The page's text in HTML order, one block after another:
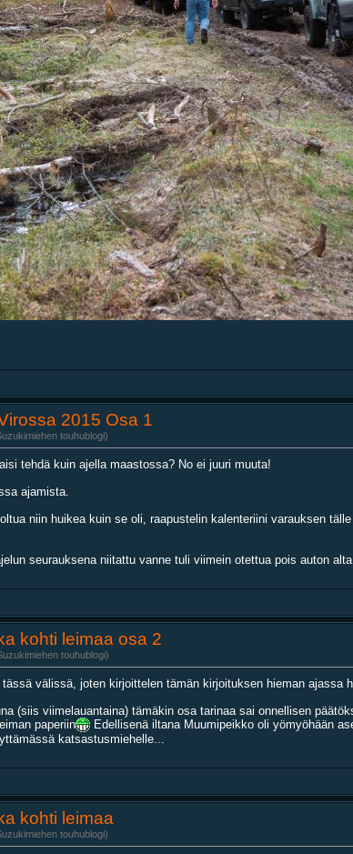
2015 Osa 1
touhublogi)
tehdä kuin ajella maastossa? No ei juuri muuta!
ajamista.
niin huikea kuin se oli, raapustelin kalenteriini varauksen
seurauksena niitattu vanne tuli viimein otettua pois auton alta
kohti leimaa osa 2
touhublogi)
välissä, joten kirjoittelen tämän kirjoituksen hieman ajassa
(siis viimelauantaina) tämäkin osa tarinaa sai onnellisen
paperiin
Edellisenä iltana Muumipeikko oli yömyöhään
katsastusmiehelle...
kohti leimaa
touhublogi)